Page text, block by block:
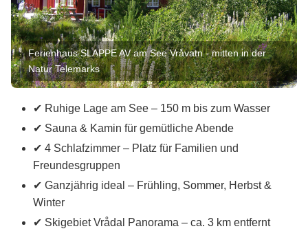
Ferienhaus SLAPPE AV am See Vråvatn - mitten in der
Natur Telemarks
✔ Ruhige Lage am See – 150 m bis zum Wasser
✔ Sauna & Kamin für gemütliche Abende
✔ 4 Schlafzimmer – Platz für Familien und
Freundesgruppen
✔ Ganzjährig ideal – Frühling, Sommer, Herbst &
Winter
✔ Skigebiet Vrådal Panorama – ca. 3 km entfernt